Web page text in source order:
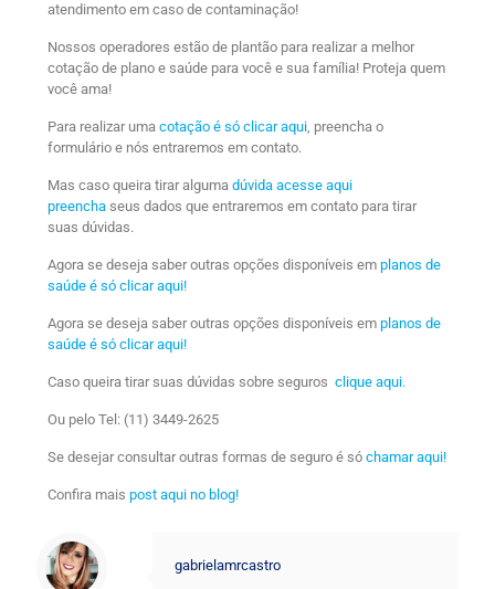
atendimento em caso de contaminação!
Nossos operadores estão de plantão para realizar a melhor
cotação de plano e saúde para você e sua família! Proteja quem
você ama!
Para realizar uma cotação é só clicar aqui, preencha o
formulário e nós entraremos em contato.
Mas caso queira tirar alguma dúvida acesse aqui
preencha seus dados que entraremos em contato para tirar
suas dúvidas.
Agora se deseja saber outras opções disponíveis em planos de
saúde é só clicar aqui!
Agora se deseja saber outras opções disponíveis em planos de
saúde é só clicar aqui!
Caso queira tirar suas dúvidas sobre seguros clique aqui.
Ou pelo Tel: (11) 3449-2625
Se desejar consultar outras formas de seguro é só chamar aqui!
Confira mais post aqui no blog!
gabrielamrcastro